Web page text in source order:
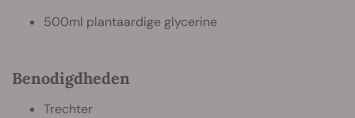
500ml plantaardige glycerine
Benodigdheden
Trechter